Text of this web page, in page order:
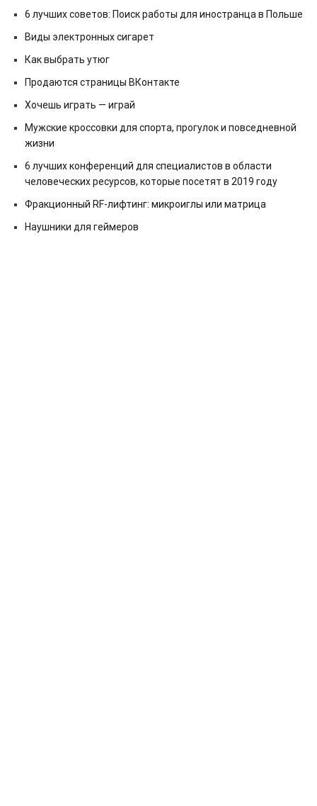
6 лучших советов: Поиск работы для иностранца в Польше
Виды электронных сигарет
Как выбрать утюг
Продаются страницы ВКонтакте
Хочешь играть — играй
Мужские кроссовки для спорта, прогулок и повседневной
жизни
6 лучших конференций для специалистов в области
человеческих ресурсов, которые посетят в 2019 году
Фракционный RF-лифтинг: микроиглы или матрица
Наушники для геймеров